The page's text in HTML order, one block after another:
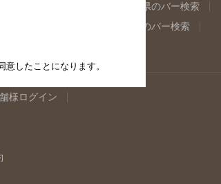
島根県のバー検索
佐賀県のバー検索
様ログイン
意したことになります。